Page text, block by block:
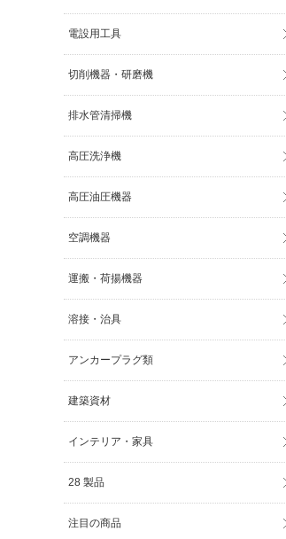
電設用工具
切削機器・研磨機
排水管清掃機
高圧洗浄機
高圧油圧機器
空調機器
運搬・荷揚機器
溶接・治具
アンカープラグ類
建築資材
インテリア・家具
28 製品
注目の商品